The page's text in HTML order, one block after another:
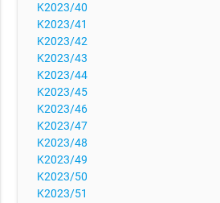
K2023/40
K2023/41
K2023/42
K2023/43
K2023/44
K2023/45
K2023/46
K2023/47
K2023/48
K2023/49
K2023/50
K2023/51